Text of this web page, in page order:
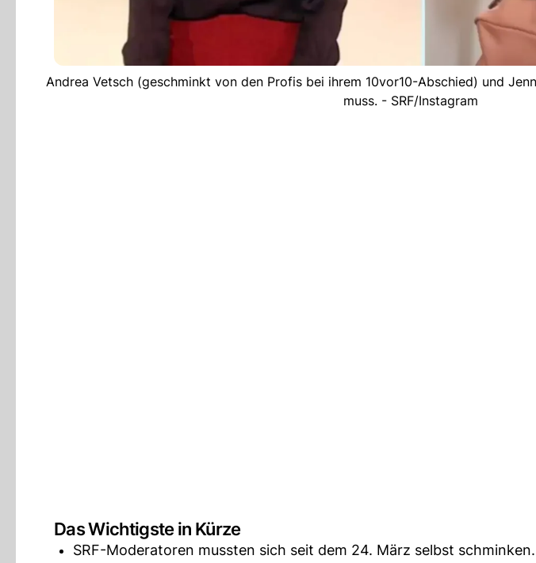
Andrea Vetsch (geschminkt von den Profis bei ihrem 10vor10-Abschied) und
muss. - SRF/Instagram
Das Wichtigste in Kürze
SRF-Moderatoren mussten sich seit dem 24. März selbst schminken.